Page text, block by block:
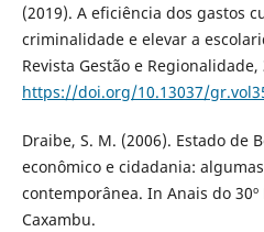
(2019). A eficiência dos gastos
criminalidade e elevar a
Revista Gestão e Regionalidade,
https://doi.org/10.13037/
Draibe, S. M. (2006). Estado de
econômico e cidadania:
contemporânea. In Anais do 30º
Caxambu.